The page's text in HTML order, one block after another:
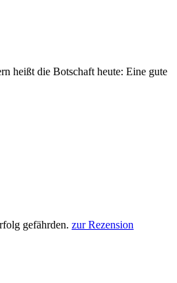
heißt die Botschaft heute: Eine gute
gefährden. zur Rezension